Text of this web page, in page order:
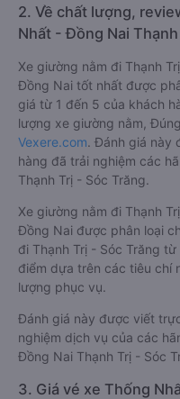
2. Về chất lượng,
Nhất - Đồng Nai
Xe giường nằm đi Thạnh
Đồng Nai tốt nhất được
giá từ 1 đến 5 của khách
lượng xe giường nằm,
Vexere.com. Đánh giá này
hàng đã trải nghiệm các
Thạnh Trị - Sóc Trăng.
Xe giường nằm đi Thạnh
Đồng Nai được phân loại
đi Thạnh Trị - Sóc Trăng
điểm dựa trên các tiêu chí
lượng phục vụ.
Đánh giá này được viết
nghiệm dịch vụ của các
Đồng Nai Thạnh Trị - Sóc
3. Giá vé xe Thống